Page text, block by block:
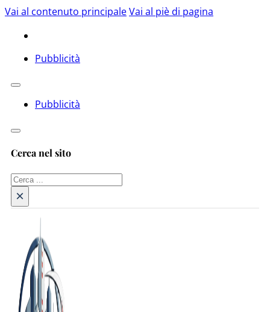
Vai al contenuto principaleVai al piè di pagina
Pubblicità
Pubblicità
Cerca nel sito
Cerca
×